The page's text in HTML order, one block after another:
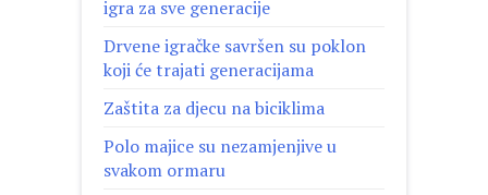
igra za sve generacije
Drvene igračke savršen su poklon
koji će trajati generacijama
Zaštita za djecu na biciklima
Polo majice su nezamjenjive u
svakom ormaru